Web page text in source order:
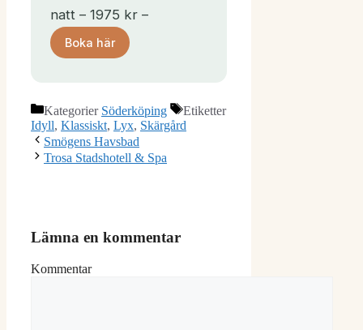
natt – 1975 kr –
Boka här
Kategorier Söderköping
Etiketter
Idyll, Klassiskt, Lyx, Skärgård
Smögens Havsbad
Trosa Stadshotell & Spa
Lämna en kommentar
Kommentar